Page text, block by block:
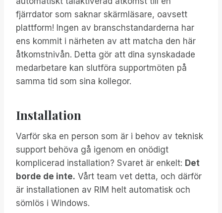
fjärrdator som saknar skärmläsare, oavsett
plattform! Ingen av branschstandarderna har
ens kommit i närheten av att matcha den här
åtkomstnivån. Detta gör att dina synskadade
medarbetare kan slutföra supportmöten på
samma tid som sina kollegor.
Installation
Varför ska en person som är i behov av teknisk
support behöva gå igenom en onödigt
komplicerad installation? Svaret är enkelt: Det
borde de inte. Vårt team vet detta, och därför
är installationen av RIM helt automatisk och
sömlös i Windows.